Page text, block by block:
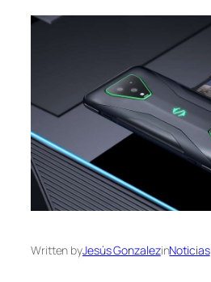
Written byJesús GonzalezinNoticias